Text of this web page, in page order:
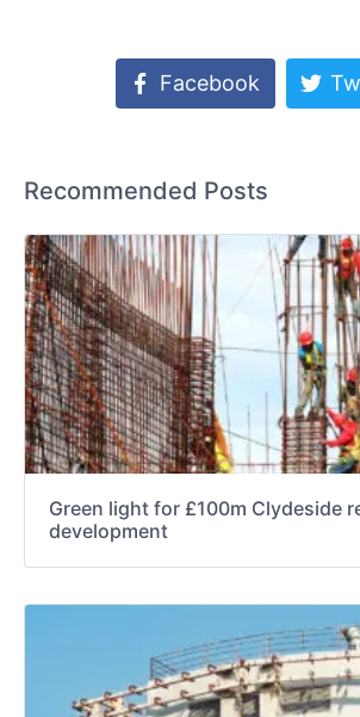
Facebook
Recommended Posts
Green light for £100m Clydeside
development